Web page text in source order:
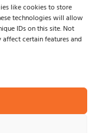
like cookies to store
technologies will allow
IDs on this site. Not
certain features and